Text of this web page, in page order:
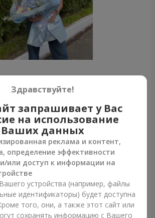
Все фото доставок
Заказать этот товар
Наши клиенты
Здравствуйте!
запрашивает у Вас
на использование
Ваших данных
реклама и контент,
определение эффективности
или доступ к информации на
устройства (например, файлы
идентификаторы) будет доступна
того, они, а также этот сайт или
сохранять информацию с Вашего